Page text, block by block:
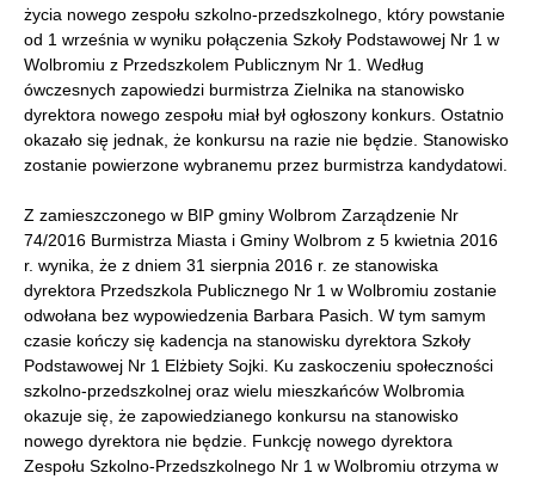
życia nowego zespołu szkolno-przedszkolnego, który powstanie
od 1 września w wyniku połączenia Szkoły Podstawowej Nr 1 w
Wolbromiu z Przedszkolem Publicznym Nr 1. Według
ówczesnych zapowiedzi burmistrza Zielnika na stanowisko
dyrektora nowego zespołu miał był ogłoszony konkurs. Ostatnio
okazało się jednak, że konkursu na razie nie będzie. Stanowisko
zostanie powierzone wybranemu przez burmistrza kandydatowi.
Z zamieszczonego w BIP gminy Wolbrom Zarządzenie Nr
74/2016 Burmistrza Miasta i Gminy Wolbrom z 5 kwietnia 2016
r. wynika, że z dniem 31 sierpnia 2016 r. ze stanowiska
dyrektora Przedszkola Publicznego Nr 1 w Wolbromiu zostanie
odwołana bez wypowiedzenia Barbara Pasich. W tym samym
czasie kończy się kadencja na stanowisku dyrektora Szkoły
Podstawowej Nr 1 Elżbiety Sojki. Ku zaskoczeniu społeczności
szkolno-przedszkolnej oraz wielu mieszkańców Wolbromia
okazuje się, że zapowiedzianego konkursu na stanowisko
nowego dyrektora nie będzie. Funkcję nowego dyrektora
Zespołu Szkolno-Przedszkolnego Nr 1 w Wolbromiu otrzyma w